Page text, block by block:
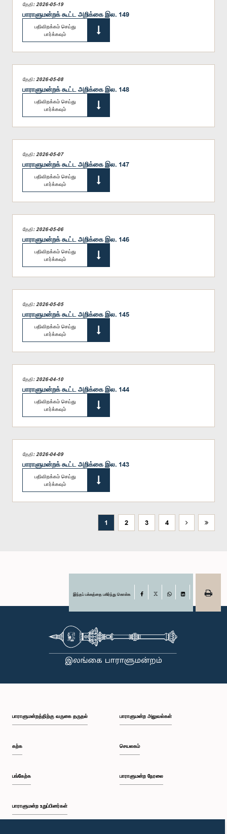
தேதி: 2026-05-19
பாராளுமன்றக் கூட்ட அறிக்கை இல. 149
பதிவிறக்கம் செய்து
பார்க்கவும்
தேதி: 2026-05-08
பாராளுமன்றக் கூட்ட அறிக்கை இல. 148
பதிவிறக்கம் செய்து
பார்க்கவும்
தேதி: 2026-05-07
பாராளுமன்றக் கூட்ட அறிக்கை இல. 147
பதிவிறக்கம் செய்து
பார்க்கவும்
தேதி: 2026-05-06
பாராளுமன்றக் கூட்ட அறிக்கை இல. 146
பதிவிறக்கம் செய்து
பார்க்கவும்
தேதி: 2026-05-05
பாராளுமன்றக் கூட்ட அறிக்கை இல. 145
பதிவிறக்கம் செய்து
பார்க்கவும்
தேதி: 2026-04-10
பாராளுமன்றக் கூட்ட அறிக்கை இல. 144
பதிவிறக்கம் செய்து
பார்க்கவும்
தேதி: 2026-04-09
பாராளுமன்றக் கூட்ட அறிக்கை இல. 143
பதிவிறக்கம் செய்து
பார்க்கவும்
1 2 3 4
இந்தப் பக்கத்தை பகிர்ந்து கொள்க Facebook
பாராளுமன்றத்திற்கு வருகை தருதல்
கற்க
பங்கேற்க
பாராளுமன்ற உறுப்பினர்கள்
பாராளுமன்ற அலுவல்கள்
செயலகம்
பாராளுமன்ற நேரலை